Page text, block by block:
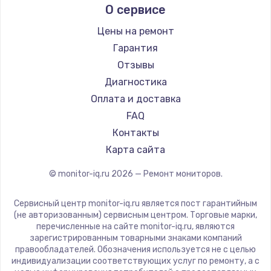
Thunderobot
Hisense
АОС
Ardor
Machenike
iru
Titan Army
iFFALCON
Dahua
О сервисе
Цены на ремонт
Гарантия
Отзывы
Диагностика
Оплата и доставка
FAQ
Контакты
Карта сайта
© monitor-iq.ru 2026 — Ремонт мониторов.
Сервисный центр monitor-iq.ru является пост гарантийным
(не авторизованным) сервисным центром. Торговые марки,
перечисленные на сайте monitor-iq.ru, являются
зарегистрированным товарными знаками компаний
правообладателей. Обозначения используется не с целью
индивидуализации соответствующих услуг по ремонту, а с